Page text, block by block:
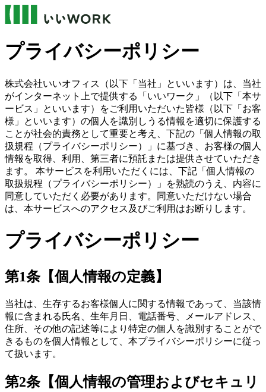
プライバシーポリシー
株式会社いいオフィス（以下「当社」といいます）は、当社
がインターネット上で提供する「いいワーク」（以下「本サ
ービス」といいます）をご利用いただいた皆様（以下「お客
様」といいます）の個人を識別しうる情報を適切に保護する
ことが社会的責務として重要と考え、下記の「個人情報の取
扱規程（プライバシーポリシー）」に基づき、お客様の個人
情報を取得、利用、第三者に預託または提供させていただき
ます。 本サービスを利用いただくには、下記「個人情報の
取扱規程（プライバシーポリシー）」を熟読のうえ、内容に
同意していただく必要があります。同意いただけない場合
は、本サービスへのアクセス及びご利用はお断りします。
プライバシーポリシー
第1条【個人情報の定義】
当社は、生存するお客様個人に関する情報であって、当該情
報に含まれる氏名、生年月日、電話番号、メールアドレス、
住所、その他の記述等により特定の個人を識別することがで
きるものを個人情報として、本プライバシーポリシーに従っ
て扱います。
第2条【個人情報の管理およびセキュリ